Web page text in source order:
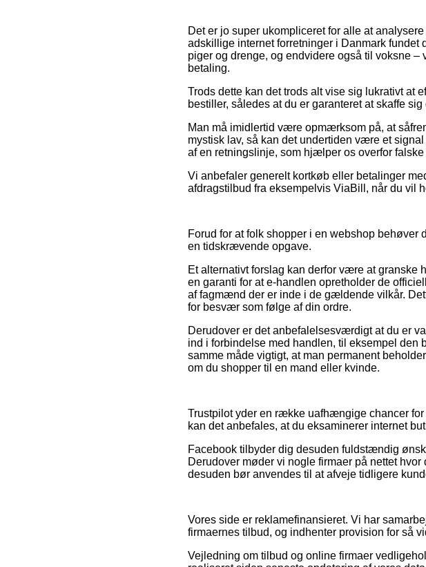
Det er jo super ukompliceret for alle at
adskillige internet forretninger i Danmark
piger og drenge, og endvidere også til voksne
betaling.
Trods dette kan det trods alt vise sig lukrativt at
bestiller, således at du er garanteret at skaffe
Man må imidlertid være opmærksom på, at
mystisk lav, så kan det undertiden være et
af en retningslinje, som hjælper os overfor
Vi anbefaler generelt kortkøb eller betalinger
afdragstilbud fra eksempelvis ViaBill, når du vil
Forud for at folk shopper i en webshop
en tidskrævende opgave.
Et alternativt forslag kan derfor være at granske
en garanti for at e-handlen opretholder de
af fagmænd der er inde i de gældende vilkår.
for besvær som følge af din ordre.
Derudover er det anbefalelsesværdigt at du er
ind i forbindelse med handlen, til eksempel den
samme måde vigtigt, at man permanent
om du shopper til en mand eller kvinde.
Trustpilot yder en række uafhængige chancer
kan det anbefales, at du eksaminerer internet
Facebook tilbyder dig desuden fuldstændig
Derudover møder vi nogle firmaer på nettet
desuden bør anvendes til at afveje tidligere
Vores side er reklamefinansieret. Vi har
firmaernes tilbud, og indhenter provision for så
Vejledning om tilbud og online firmaer